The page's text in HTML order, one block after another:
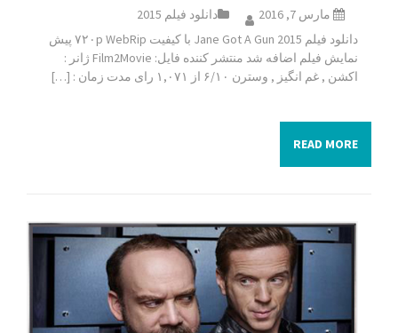
مارس 7, 2016
دانلود فیلم 2015
دانلود فیلم Jane Got A Gun 2015 با کیفیت ۷۲۰p WebRip پیش
نمایش فیلم اضافه شد منتشر کننده فایل: Film2Movie ژانر :
اکشن , غم انگیز , وسترن ۶/۱۰ از ۱,۰۷۱ رای مدت زمان : […]
READ MORE